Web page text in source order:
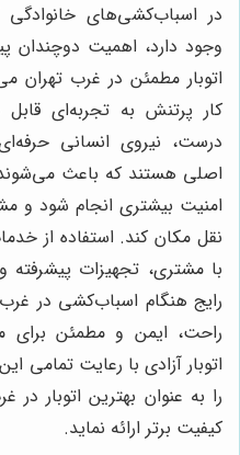
در اسباب‌کشی‌های
وجود دارد، اهمیت دوچندان
اتوبار مطمئن در غرب تهران
کار پرتنش به تجربه‌ای قابل
درست، نیروی انسانی
اصلی هستند که باعث
امنیت بیشتری انجام شود و
نقل مکان کند. استفاده از
با مشتری، تجهیزات
رایج هنگام اسباب‌کشی در
راحت، ایمن و مطمئن برای
اتوبار آزادی با رعایت تمامی
را به عنوان بهترین اتوبار
کیفیت برتر ارائه نماید.